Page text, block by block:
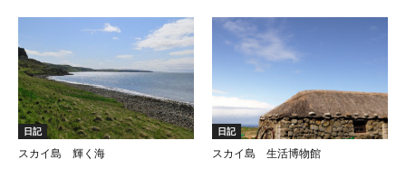
日記
スカイ島 輝く海
日記
スカイ島 生活博物館